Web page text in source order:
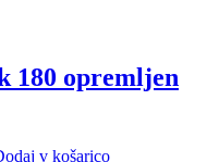
180 opremljen
v košarico